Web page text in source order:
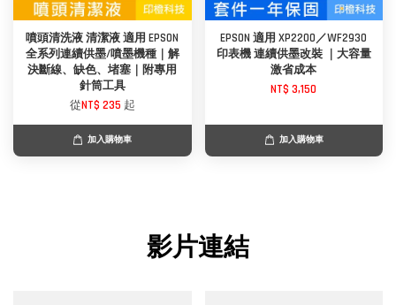
噴頭清洗液 清潔液 適用 EPSON
全系列連續供墨/噴墨機種｜解
決斷線、缺色、堵塞｜附專用
針筒工具
從NT$ 235 起
加入購物車
EPSON 適用 XP2200／WF2930
印表機 連續供墨改裝 ｜大容量
激省成本
NT$ 3,150
加入購物車
影片連結